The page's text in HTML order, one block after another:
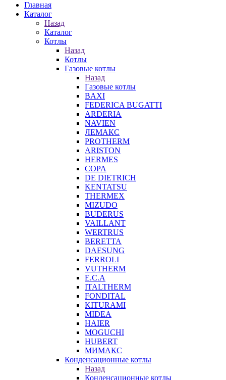
Главная
Каталог
Назад
Каталог
Котлы
Назад
Котлы
Газовые котлы
Назад
Газовые котлы
BAXI
FEDERICA BUGATTI
ARDERIA
NAVIEN
ЛЕМАКС
PROTHERM
ARISTON
HERMES
COPA
DE DIETRICH
KENTATSU
THERMEX
MIZUDO
BUDERUS
VAILLANT
WERTRUS
BERETTA
DAESUNG
FERROLI
VUTHERM
E.C.A
ITALTHERM
FONDITAL
KITURAMI
MIDEA
HAIER
MOGUCHI
HUBERT
МИМАКС
Конденсационные котлы
Назад
Конденсационные котлы